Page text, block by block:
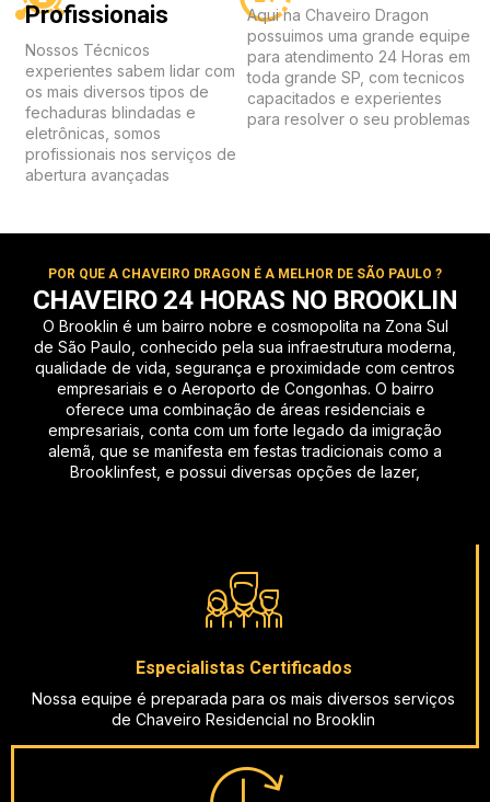
Profissionais
Nossos Técnicos
experientes sabem lidar com
os mais diversos tipos de
fechaduras blindadas e
eletrônicas, somos
profissionais nos serviços de
abertura avançadas
Aqui na Chaveiro Dragon
possuimos uma grande equipe
para atendimento 24 Horas em
toda grande SP, com tecnicos
capacitados e experientes
para resolver o seu problemas
POR QUE A CHAVEIRO DRAGON É A MELHOR DE SÃO PAULO ?
CHAVEIRO 24 HORAS NO BROOKLIN
O Brooklin é um bairro nobre e cosmopolita na Zona Sul
de São Paulo, conhecido pela sua infraestrutura moderna,
qualidade de vida, segurança e proximidade com centros
empresariais e o Aeroporto de Congonhas. O bairro
oferece uma combinação de áreas residenciais e
empresariais, conta com um forte legado da imigração
alemã, que se manifesta em festas tradicionais como a
Brooklinfest, e possui diversas opções de lazer,
Especialistas Certificados
Nossa equipe é preparada para os mais diversos serviços
de Chaveiro Residencial no Brooklin